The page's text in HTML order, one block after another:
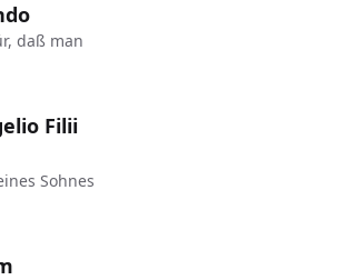
daß man
Filii
Sohnes